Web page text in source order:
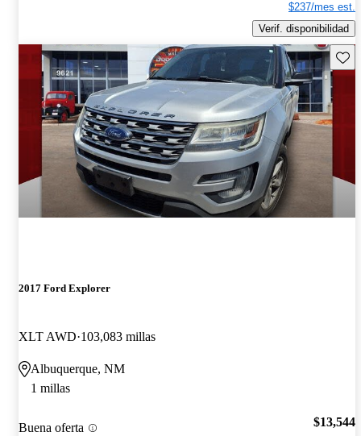
$237/mes est.
Verif. disponibilidad
2017 Ford Explorer
XLT AWD 103,083 millas
Albuquerque, NM
1 millas
Buena oferta $13,544